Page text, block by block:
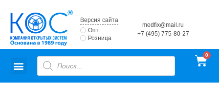
Версия сайта
Опт
Розница
medfix@mail.ru
+7 (495) 775-80-27